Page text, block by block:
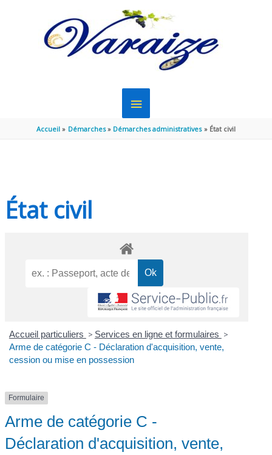
MENU
PRINCIPAL
Accueil Démarches Démarches administratives État civil
État civil
Accueil particuliers > Services en ligne et formulaires >
Arme de catégorie C - Déclaration d'acquisition, vente,
cession ou mise en possession
Formulaire
Arme de catégorie C -
Déclaration d'acquisition, vente,